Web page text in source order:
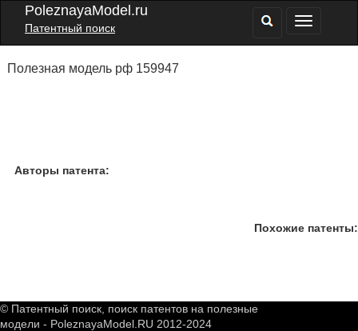
PoleznayaModel.ru
Патентный поиск
Полезная модель рф 159947
Авторы патента:
Похожие патенты:
© Патентный поиск, поиск патентов на полезные
модели - PoleznayaModel.RU 2012-2024